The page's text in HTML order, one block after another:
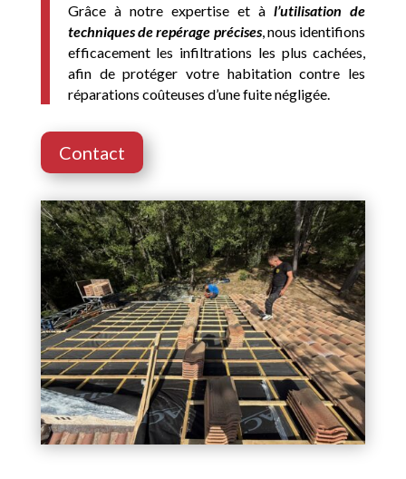
Grâce à notre expertise et àl’utilisation de
techniques de repérage précises, nous identifions
efficacement les infiltrations les plus cachées,
afin de protéger votre habitation contre les
réparations coûteuses d’une fuite négligée.
Contact